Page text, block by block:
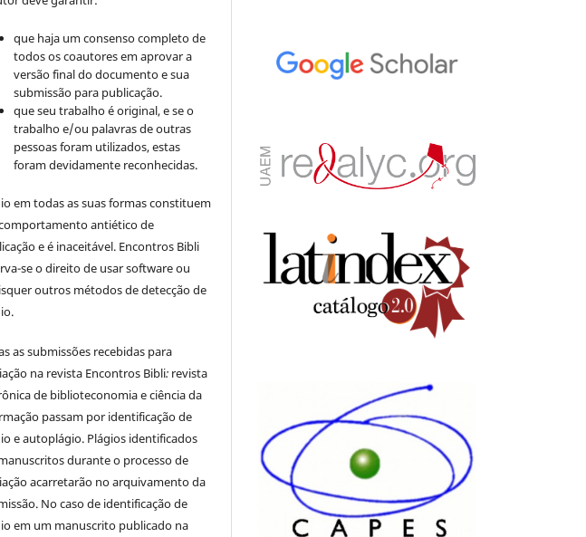
que haja um consenso completo de
todos os coautores em aprovar a
versão final do documento e sua
submissão para publicação.
que seu trabalho é original, e se o
trabalho e/ou palavras de outras
pessoas foram utilizados, estas
foram devidamente reconhecidas.
em todas as suas formas constituem
antiético de
e é inaceitável. Encontros Bibli
se o direito de usar software ou
outros métodos de detecção de
as submissões recebidas para
na revista Encontros Bibli: revista
de biblioteconomia e ciência da
passam por identificação de
e autoplágio. Plágios identificados
durante o processo de
acarretarão no arquivamento da
No caso de identificação de
em um manuscrito publicado na